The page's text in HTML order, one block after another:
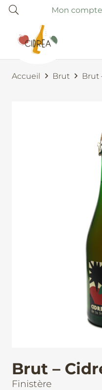
Mon compte
Accueil Brut Brut
Brut –
Finistère